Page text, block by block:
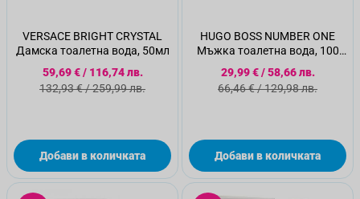
VERSACE BRIGHT CRYSTAL
Дамска тоалетна вода, 50мл
Специална цена
59,69 €/ 116,74 лв.
Стандартна цена
132,93 €/259,99 лв.
Добави в количката
HUGO BOSS NUMBER ONE
Мъжка тоалетна вода, 100
Специална цена
29,99 €/58,66 лв.
Стандартна цена
66,46 €/129,98 лв.
Добави в количката